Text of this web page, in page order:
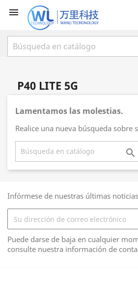

P40 LITE 5G
Lamentamos las molestias.
Realice una nueva búsqueda sobre

Infórmese de nuestras últimas
Puede darse de baja en cualquier
consulte nuestra información de